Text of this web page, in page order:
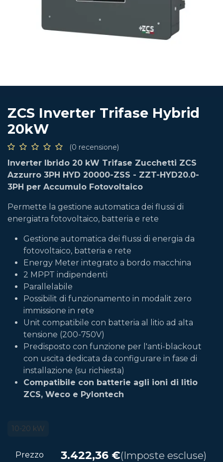
ZCS Inverter Trifase Hybrid
20kW
(0 recensione)
Inverter Ibrido 20 kW Trifase Zucchetti ZCS
Azzurro 3PH HYD 20000-ZSS - ZZT-HYD20.0-
3PH per Accumulo Fotovoltaico
Permette la gestione automatica dei flussi di
energiatra fotovoltaico, batteria e rete
Gestione automatica dei flussi di energia da
fotovoltaico, batteria e rete
Energy Meter integrato a bordo macchina
2 MPPT indipendenti
Parallelabile
Possibilit di funzionamento in modalit zero
immissione in rete
Unit compatibile con batteria al litio ad alta
tensione (200-750V)
Predisposto con funzione per l'anti-blackout
con uscita dedicata da configurare in fase di
installazione (su richiesta)
Compatibile con batterie agli ioni di litio
ZCS, Weco e Pylontech
10-20 kW
Prezzo 3.422,36 €(Imposte escluse)